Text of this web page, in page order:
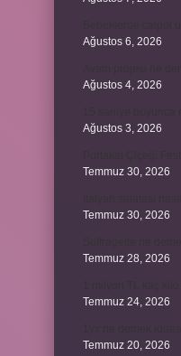
Ağustos 6, 2026
Ağustos 4, 2026
Ağustos 3, 2026
Temmuz 30, 2026
Temmuz 30, 2026
Temmuz 28, 2026
Temmuz 24, 2026
Temmuz 20, 2026